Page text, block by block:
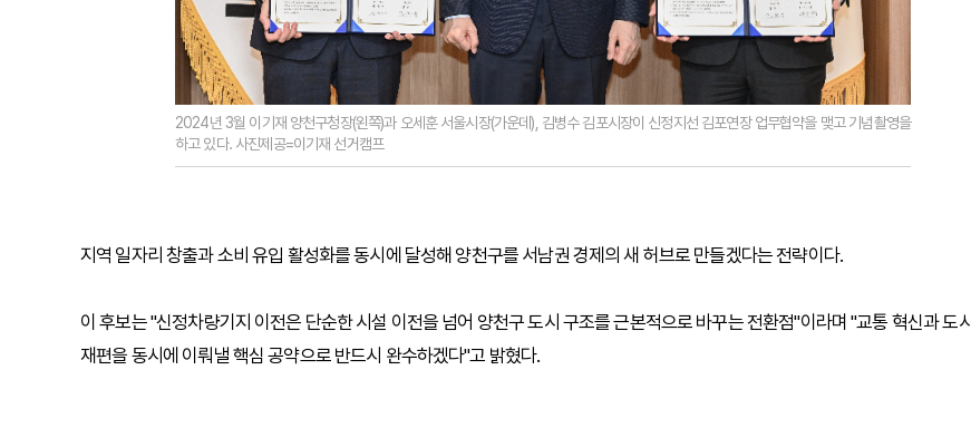
2024년 3월 이기재 양천구청장(왼쪽)과 오세훈 서울시장(가운데), 김병수 김포시장이 신정지선 김포연장 업무협약을 맺고 기념촬영을
하고 있다. 사진제공=이기재 선거캠프
지역 일자리 창출과 소비 유입 활성화를 동시에 달성해 양천구를 서남권 경제의 새 허브로 만들겠다는 전략이다.
이 후보는 "신정차량기지 이전은 단순한 시설 이전을 넘어 양천구 도시 구조를 근본적으로 바꾸는 전환점"이라며 "교통 혁신과 도시
재편을 동시에 이뤄낼 핵심 공약으로 반드시 완수하겠다"고 밝혔다.